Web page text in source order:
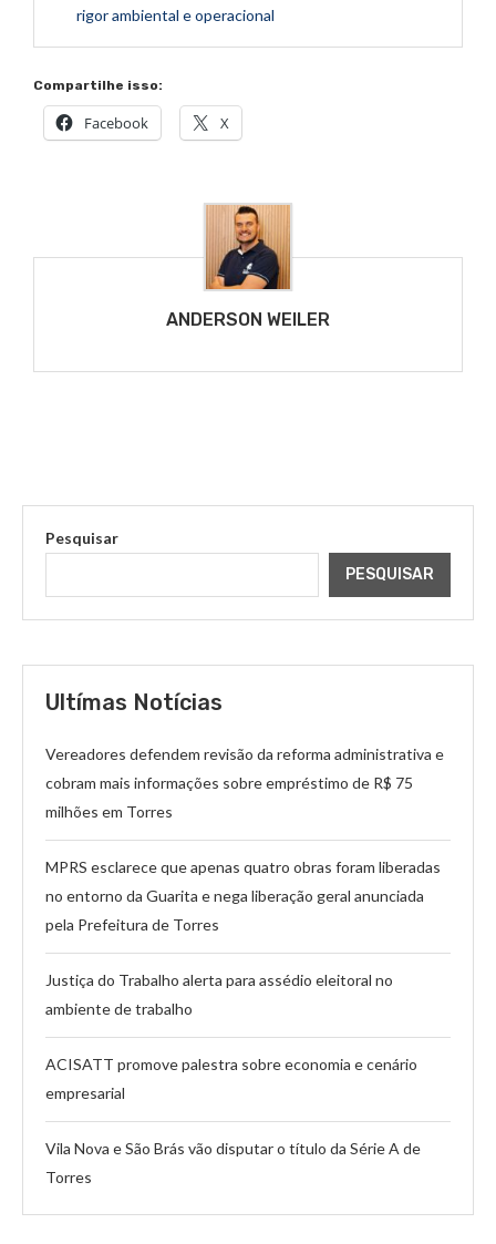
rigor ambiental e operacional
Compartilhe isso:
Facebook X
ANDERSON WEILER
Pesquisar
PESQUISAR
Ultímas Notícias
Vereadores defendem revisão da reforma administrativa e
cobram mais informações sobre empréstimo de R$ 75
milhões em Torres
MPRS esclarece que apenas quatro obras foram liberadas
no entorno da Guarita e nega liberação geral anunciada
pela Prefeitura de Torres
Justiça do Trabalho alerta para assédio eleitoral no
ambiente de trabalho
ACISATT promove palestra sobre economia e cenário
empresarial
Vila Nova e São Brás vão disputar o título da Série A de
Torres